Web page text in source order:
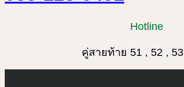
Hotline
คู่สายท้าย 51 , 52 , 53